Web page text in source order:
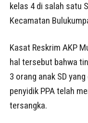
kelas 4 di salah satu
Kecamatan
Kasat Reskrim AKP
hal tersebut bahwa
3 orang anak SD
penyidik PPA telah
tersangka.